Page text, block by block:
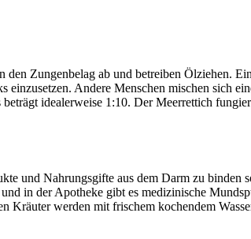
Zungenbelag ab und betreiben Ölziehen.
Andere Menschen mischen sich
idealerweise 1:10. Der Meerrettich
und Nahrungsgifte aus dem Darm zu binden
in der Apotheke gibt es medizinische
Kräuter werden mit frischem kochendem